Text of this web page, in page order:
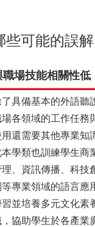
些可能的誤解
職場技能相關性低
了具備基本的外語聽
各領域的工作任務
用還需要其他專業知
本學類也訓練學生商
理、資訊傳播、科技
等專業領域的語言應
習並培養多元文化素
，協助學生於各產業